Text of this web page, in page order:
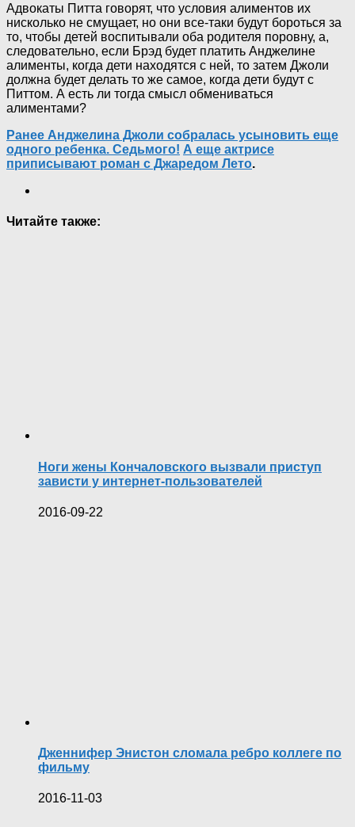
Адвокаты Питта говорят, что условия алиментов их
нисколько не смущает, но они все-таки будут бороться за
то, чтобы детей воспитывали оба родителя поровну, а,
следовательно, если Брэд будет платить Анджелине
алименты, когда дети находятся с ней, то затем Джоли
должна будет делать то же самое, когда дети будут с
Питтом. А есть ли тогда смысл обмениваться
алиментами?
Ранее Анджелина Джоли собралась усыновить еще
одного ребенка. Седьмого! А еще актрисе
приписывают роман с Джаредом Лето.
Читайте также:
Ноги жены Кончаловского вызвали приступ
зависти у интернет-пользователей
2016-09-22
Дженнифер Энистон сломала ребро коллеге по
фильму
2016-11-03